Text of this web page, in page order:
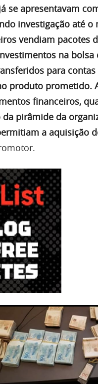
se apresentavam
investigação até o
vendiam pacotes
na bolsa
para contas
produto prometido.
financeiros,
pirâmide da
a aquisição